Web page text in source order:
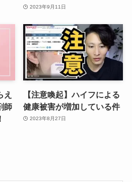
2023年9月11日
え
師
【注意喚起】ハイフによる
健康被害が増加している件
2023年8月27日